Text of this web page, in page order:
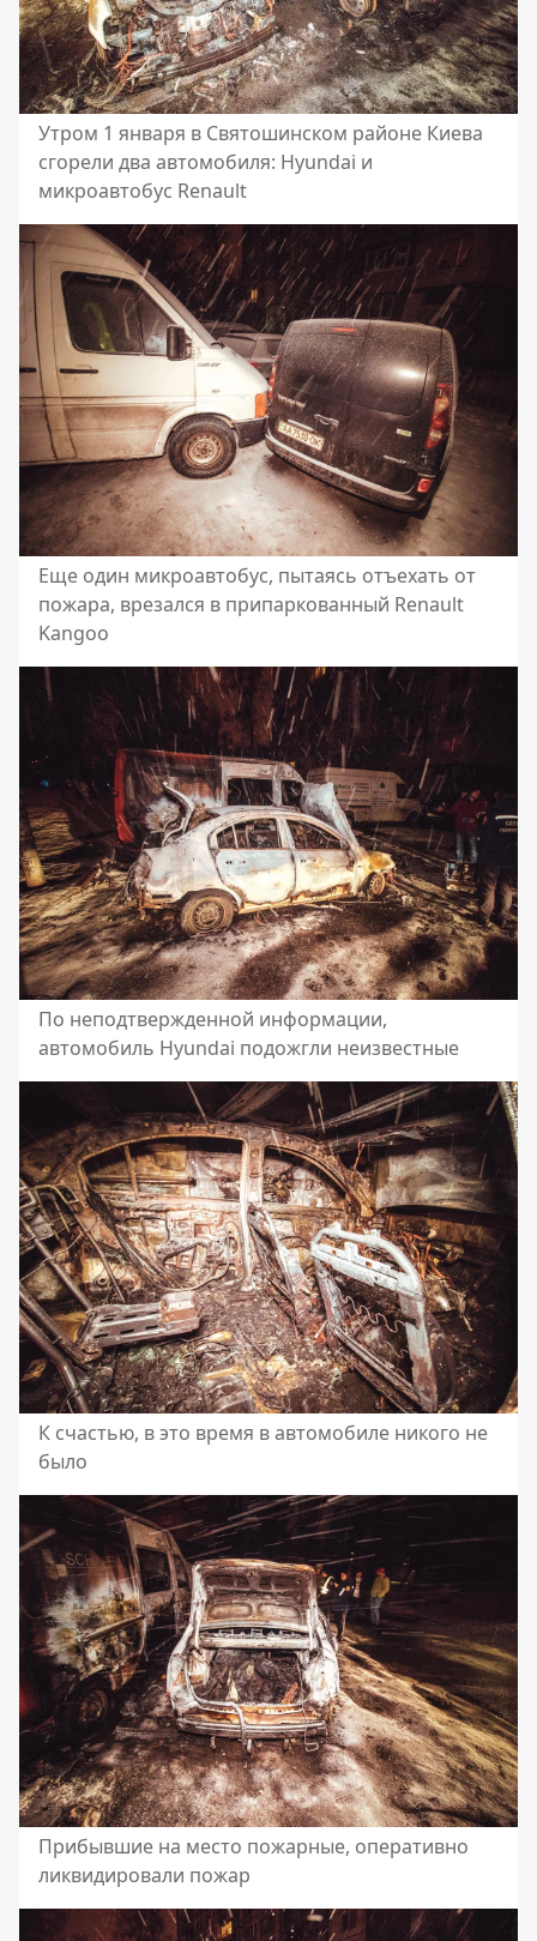
Утром 1 января в Святошинском районе Киева
сгорели два автомобиля: Hyundai и
микроавтобус Renault
Еще один микроавтобус, пытаясь отъехать от
пожара, врезался в припаркованный Renault
Kangoo
По неподтвержденной информации,
автомобиль Hyundai подожгли неизвестные
К счастью, в это время в автомобиле никого не
было
Прибывшие на место пожарные, оперативно
ликвидировали пожар